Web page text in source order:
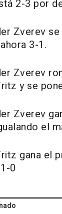
2-3 por
Zverev
3-1.
Zverev
y se
Zverev
el
gana el
0